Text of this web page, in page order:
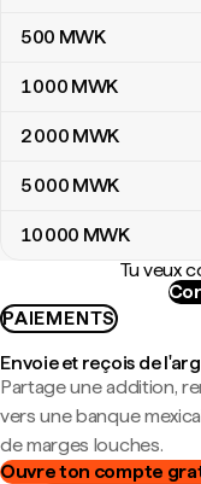
Table de conversion
500 MWK
1 000 MWK
2 000 MWK
5 000 MWK
10 000 MWK
Tu veux
PAIEMENTS
Envoie et reçois de
Partage une addition,
vers une banque
de marges louches.
Ouvre ton compte